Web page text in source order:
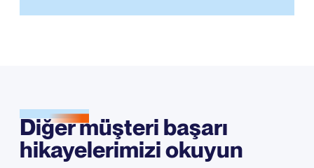
Diğer müşteri başarı
hikayelerimizi okuyun